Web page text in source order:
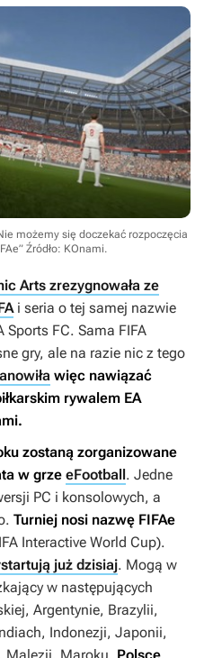
możemy się doczekać rozpoczęcia
Źródło: KOnami.
Arts zrezygnowała ze
i seria o tej samej nazwie
Sports FC. Sama FIFA
gry, ale na razie nic z tego
więc nawiązać
rywalem EA
zostaną zorganizowane
w grze eFootball. Jedne
PC i konsolowych, a
Turniej nosi nazwę FIFAe
Interactive World Cup).
już dzisiaj. Mogą w
w następujących
Argentynie, Brazylii,
Indonezji, Japonii,